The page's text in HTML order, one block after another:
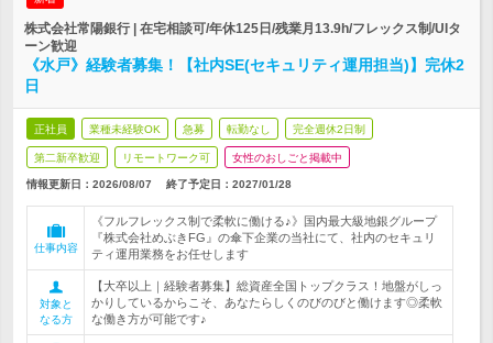
株式会社常陽銀行 | 在宅相談可/年休125日/残業月13.9h/フレックス制/UIタ
ーン歓迎
《水戸》経験者募集！【社内SE(セキュリティ運用担当)】完休2
日
正社員 業種未経験OK 急募 転勤なし 完全週休2日制
第二新卒歓迎 リモートワーク可 女性のおしごと掲載中
情報更新日：2026/08/07 終了予定日： 2027/01/28
仕事内容
《フルフレックス制で柔軟に働ける♪》国内最大級地銀グループ
『株式会社めぶきFG』の傘下企業の当社にて、社内のセキュリ
ティ運用業務をお任せします
対象と
なる方
【大卒以上｜経験者募集】総資産全国トップクラス！地盤がしっ
かりしているからこそ、あなたらしくのびのびと働けます◎柔軟
な働き方が可能です♪